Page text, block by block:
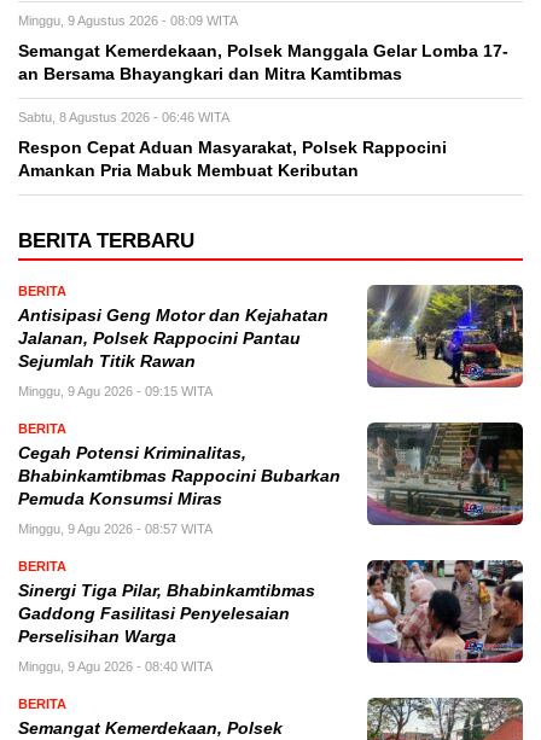
Minggu, 9 Agustus 2026 - 08:09 WITA
Semangat Kemerdekaan, Polsek Manggala Gelar Lomba 17-
an Bersama Bhayangkari dan Mitra Kamtibmas
Sabtu, 8 Agustus 2026 - 06:46 WITA
Respon Cepat Aduan Masyarakat, Polsek Rappocini
Amankan Pria Mabuk Membuat Keributan
BERITA TERBARU
BERITA
Antisipasi Geng Motor dan Kejahatan
Jalanan, Polsek Rappocini Pantau
Sejumlah Titik Rawan
Minggu, 9 Agu 2026 - 09:15 WITA
BERITA
Cegah Potensi Kriminalitas,
Bhabinkamtibmas Rappocini Bubarkan
Pemuda Konsumsi Miras
Minggu, 9 Agu 2026 - 08:57 WITA
BERITA
Sinergi Tiga Pilar, Bhabinkamtibmas
Gaddong Fasilitasi Penyelesaian
Perselisihan Warga
Minggu, 9 Agu 2026 - 08:40 WITA
BERITA
Semangat Kemerdekaan, Polsek